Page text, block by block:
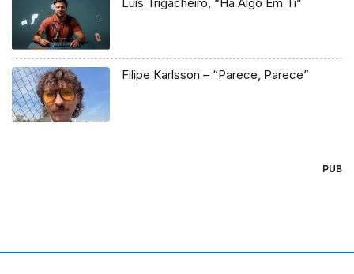
Luís Trigacheiro, “Há Algo Em Ti”
Filipe Karlsson – “Parece, Parece”
PUB